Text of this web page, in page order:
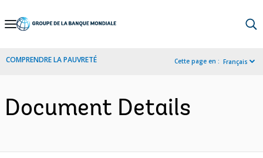
Skip
Navigation
COMPRENDRE LA PAUVRETÉ Cette page en : Français
Document Details